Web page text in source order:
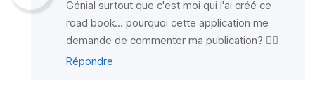
Génial surtout que c'est moi qui l'ai créé ce
road book... pourquoi cette application me
demande de commenter ma publication? 😮‍💨
Répondre